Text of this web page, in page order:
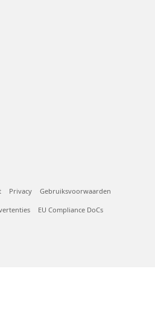
Privacy Gebruiksvoorwaarden
EU Compliance DoCs